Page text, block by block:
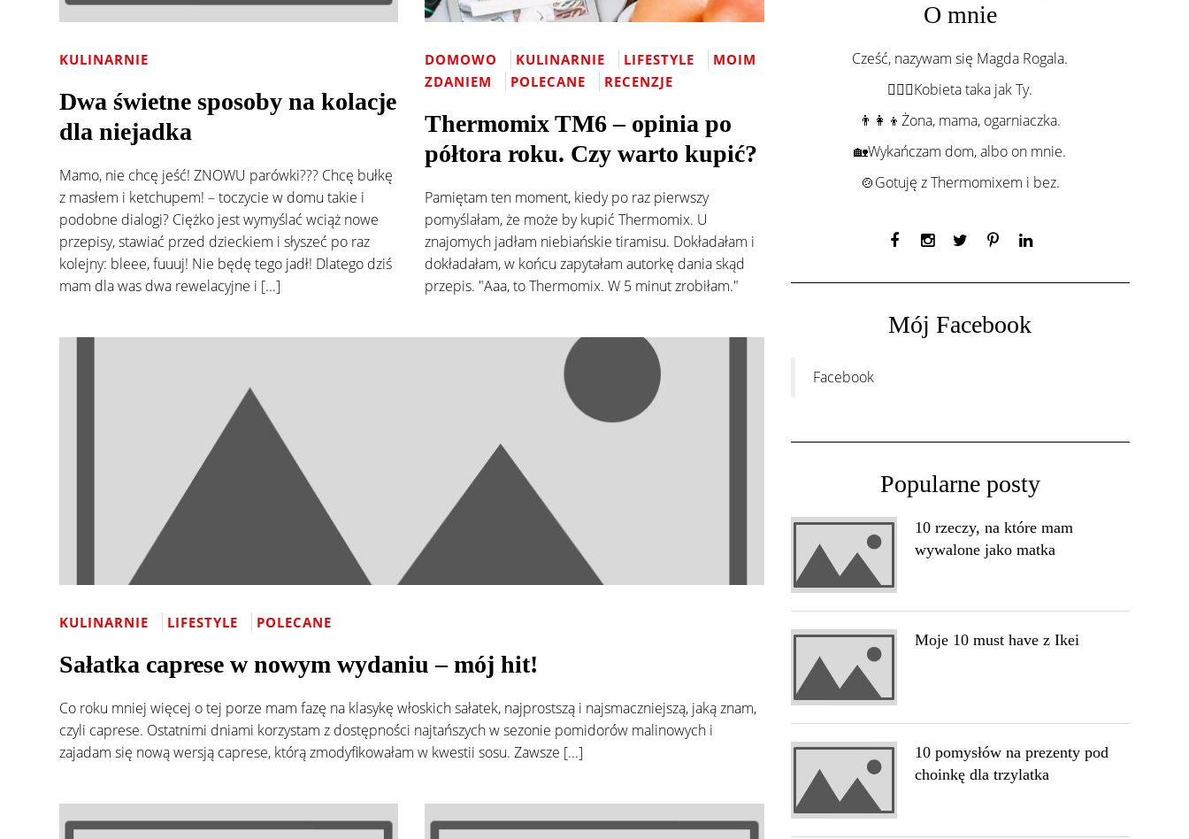
KULINARNIE
Dwa świetne sposoby na kolacje
dla niejadka
Mamo, nie chcę jeść! ZNOWU parówki??? Chcę bułkę
z masłem i ketchupem! – toczycie w domu takie i
podobne dialogi? Ciężko jest wymyślać wciąż nowe
przepisy, stawiać przed dzieckiem i słyszeć po raz
kolejny: bleee, fuuuj! Nie będę tego jadł! Dlatego dziś
mam dla was dwa rewelacyjne i [...]
DOMOWO KULINARNIE LIFESTYLE
MOIM
ZDANIEM
POLECANE RECENZJE
Thermomix TM6 – opinia po
półtora roku. Czy warto kupić?
Pamiętam ten moment, kiedy po raz pierwszy
pomyślałam, że może by kupić Thermomix. U
znajomych jadłam niebiańskie tiramisu. Dokładałam i
dokładałam, w końcu zapytałam autorkę dania skąd
przepis. "Aaa, to Thermomix. W 5 minut zrobiłam."
KULINARNIE LIFESTYLE POLECANE
Sałatka caprese w nowym wydaniu – mój hit!
Co roku mniej więcej o tej porze mam fazę na klasykę włoskich sałatek, najprostszą i najsmaczniejszą, jaką znam,
czyli caprese. Ostatnimi dniami korzystam z dostępności najtańszych w sezonie pomidorów malinowych i
zajadam się nową wersją caprese, którą zmodyfikowałam w kwestii sosu. Zawsze [...]
O mnie
Cześć, nazywam się Magda Rogala.
💁🏻‍♀️Kobieta taka jak Ty.
👨‍👩‍👦Żona, mama, ogarniaczka.
🏡Wykańczam dom, albo on mnie.
🍲Gotuję z Thermomixem i bez.
Mój Facebook
Facebook
Popularne posty
10 rzeczy, na które mam
wywalone jako matka
Moje 10 must have z Ikei
10 pomysłów na prezenty pod
choinkę dla trzylatka